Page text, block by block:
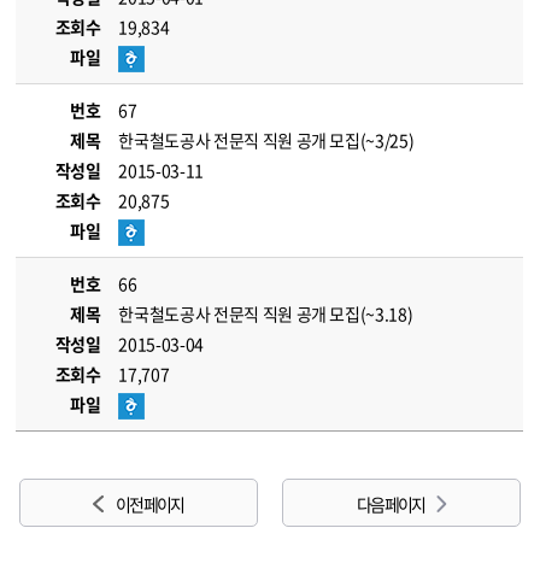
조회수
19,834
파일
번호
67
제목
한국철도공사 전문직 직원 공개 모집(~3/25)
작성일
2015-03-11
조회수
20,875
파일
번호
66
제목
한국철도공사 전문직 직원 공개 모집(~3.18)
작성일
2015-03-04
조회수
17,707
파일
이전 페이지 다음 페이지